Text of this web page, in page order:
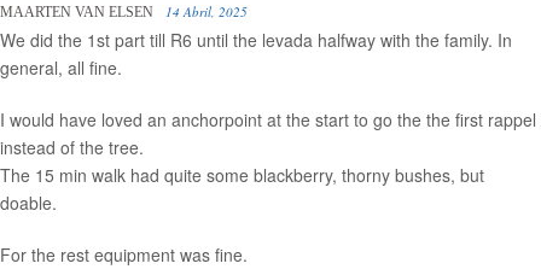
MAARTEN VAN ELSEN 14 Abril, 2025
We did the 1st part till R6 until the levada halfway with the family. In
general, all fine.
I would have loved an anchorpoint at the start to go the the first rappel
instead of the tree.
The 15 min walk had quite some blackberry, thorny bushes, but
doable.
For the rest equipment was fine.